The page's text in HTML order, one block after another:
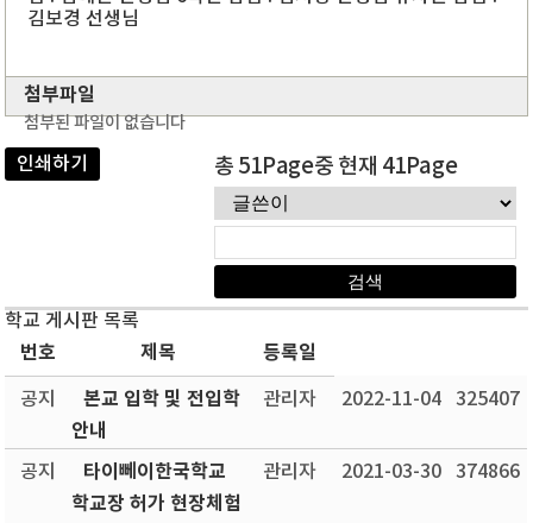
김보경 선생님
첨부파일
첨부된 파일이 없습니다
인쇄하기 총 51Page중 현재 41Page
학교 게시판 목록
번호 제목 등록일
공지
본교 입학 및 전입학
안내
관리자 2022-11-04 325407
공지
타이뻬이한국학교
학교장 허가 현장체험
관리자 2021-03-30 374866